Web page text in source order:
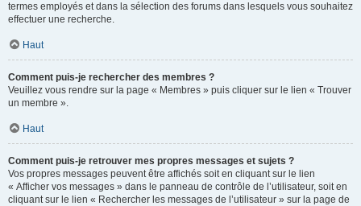
termes employés et dans la sélection des forums dans lesquels vous souhaitez
effectuer une recherche.
Haut
Comment puis-je rechercher des membres ?
Veuillez vous rendre sur la page « Membres » puis cliquer sur le lien « Trouver
un membre ».
Haut
Comment puis-je retrouver mes propres messages et sujets ?
Vos propres messages peuvent être affichés soit en cliquant sur le lien
« Afficher vos messages » dans le panneau de contrôle de l’utilisateur, soit en
cliquant sur le lien « Rechercher les messages de l’utilisateur » sur la page de